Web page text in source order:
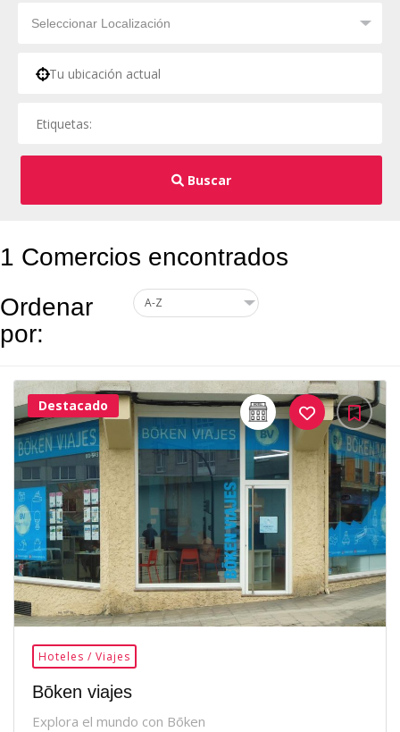
Buscar
1 Comercios encontrados
Ordenar
por:
32Me
Gusta
Destacado
Hoteles / Viajes
Bōken viajes
Explora el mundo con Bōken